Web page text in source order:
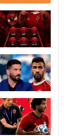
11
12